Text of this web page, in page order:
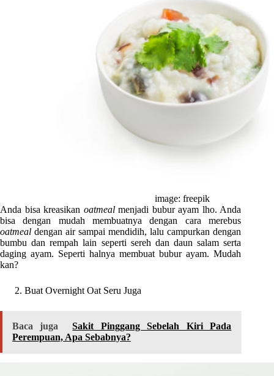
image: freepik
Anda bisa kreasikan oatmealmenjadi bubur ayam lho. Anda
bisa dengan mudah membuatnya dengan cara merebus
oatmealdengan air sampai mendidih, lalu campurkan dengan
bumbu dan rempah lain seperti sereh dan daun salam serta
daging ayam. Seperti halnya membuat bubur ayam. Mudah
kan?
Buat Overnight Oat Seru Juga
Baca juga
Sakit Pinggang Sebelah Kiri Pada
Perempuan, Apa Sebabnya?